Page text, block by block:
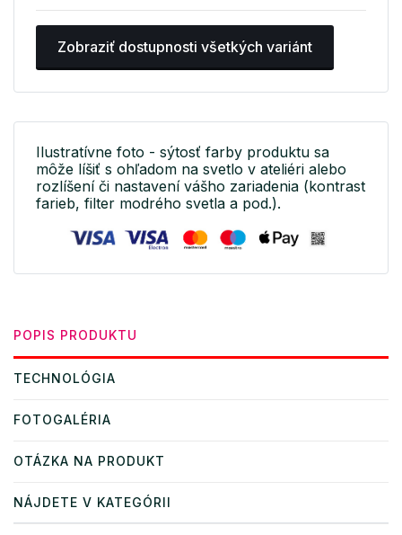
Zobraziť dostupnosti všetkých variánt
Ilustratívne foto - sýtosť farby produktu sa
môže líšiť s ohľadom na svetlo v ateliéri alebo
rozlíšení či nastavení vášho zariadenia (kontrast
farieb, filter modrého svetla a pod.).
POPIS PRODUKTU
TECHNOLÓGIA
FOTOGALÉRIA
OTÁZKA NA PRODUKT
NÁJDETE V KATEGÓRII